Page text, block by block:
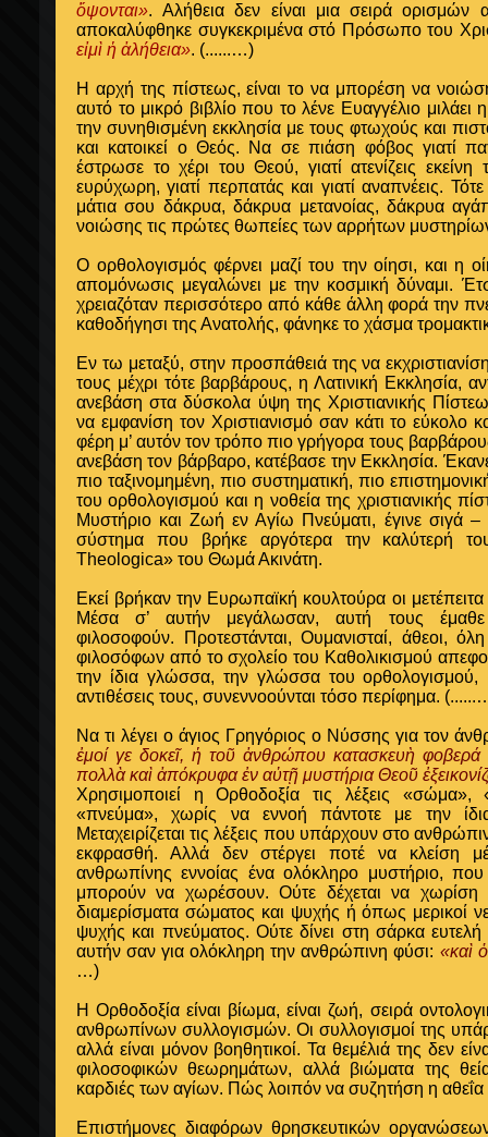
ὄψονται». Αλήθεια δεν είναι μια σειρά
αποκαλύφθηκε συγκεκριμένα στό Πρόσωπο του
εἰμὶ ἡ ἀλήθεια». (......…)
Η αρχή της πίστεως, είναι το να μπορέση να
αυτό το μικρό βιβλίο που το λένε Ευαγγέλιο μιλάει
την συνηθισμένη εκκλησία με τους φτωχούς και
και κατοικεί ο Θεός. Να σε πιάση φόβος γιατί
έστρωσε το χέρι του Θεού, γιατί ατενίζεις
ευρύχωρη, γιατί περπατάς και γιατί αναπνέεις.
μάτια σου δάκρυα, δάκρυα μετανοίας, δάκρυα
νοιώσης τις πρώτες θωπείες των αρρήτων
Ο ορθολογισμός φέρνει μαζί του την οίησι, και η
απομόνωσις μεγαλώνει με την κοσμική δύναμι.
χρειαζόταν περισσότερο από κάθε άλλη φορά την
καθοδήγησι της Ανατολής, φάνηκε το χάσμα
Εν τω μεταξύ, στην προσπάθειά της να
τους μέχρι τότε βαρβάρους, η Λατινική Εκκλησία,
ανεβάση στα δύσκολα ύψη της Χριστιανικής
να εμφανίση τον Χριστιανισμό σαν κάτι το εύκολο
φέρη μ’ αυτόν τον τρόπο πιο γρήγορα τους
ανεβάση τον βάρβαρο, κατέβασε την Εκκλησία.
πιο ταξινομημένη, πιο συστηματική, πιο
του ορθολογισμού και η νοθεία της χριστιανικής
Μυστήριο και Ζωή εν Αγίω Πνεύματι, έγινε σιγά –
σύστημα που βρήκε αργότερα την καλύτερή
Theologica» του Θωμά Ακινάτη.
Εκεί βρήκαν την Ευρωπαϊκή κουλτούρα οι
Μέσα σ’ αυτήν μεγάλωσαν, αυτή τους
φιλοσοφούν. Προτεστάνται, Ουμανισταί, άθεοι,
φιλοσόφων από το σχολείο του Καθολικισμού
την ίδια γλώσσα, την γλώσσα του ορθολογισμού,
αντιθέσεις τους, συνεννοούνται τόσο περίφημα.
Να τι λέγει ο άγιος Γρηγόριος ο Νύσσης για τον
ἐμοί γε δοκεῖ, ἡ τοῦ ἀνθρώπου κατασκευὴ φοβερά
πολλὰ καὶ ἀπόκρυφα ἐν αὐτῇ μυστήρια Θεοῦ
Χρησιμοποιεί η Ορθοδοξία τις λέξεις
«πνεύμα», χωρίς να εννοή πάντοτε με την
Μεταχειρίζεται τις λέξεις που υπάρχουν στο
εκφρασθή. Αλλά δεν στέργει ποτέ να κλείση
ανθρωπίνης εννοίας ένα ολόκληρο μυστήριο,
μπορούν να χωρέσουν. Ούτε δέχεται να
διαμερίσματα σώματος και ψυχής ή όπως μερικοί
ψυχής και πνεύματος. Ούτε δίνει στη σάρκα ευτελή
αυτήν σαν για ολόκληρη την ανθρώπινη φύσι: «καὶ
…)
Η Ορθοδοξία είναι βίωμα, είναι ζωή, σειρά
ανθρωπίνων συλλογισμών. Οι συλλογισμοί της
αλλά είναι μόνον βοηθητικοί. Τα θεμέλιά της δεν
φιλοσοφικών θεωρημάτων, αλλά βιώματα της
καρδιές των αγίων. Πώς λοιπόν να συζητήση η αθεΐα
Επιστήμονες διαφόρων θρησκευτικών